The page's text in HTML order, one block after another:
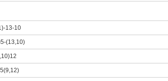
13-10
(13,10)